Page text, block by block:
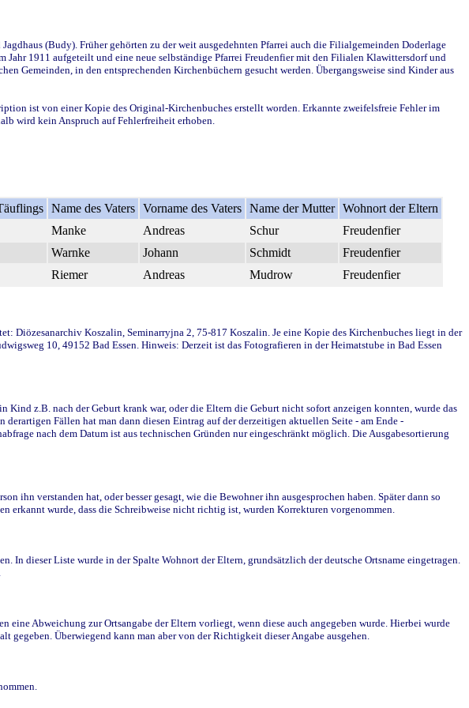
(Budy). Früher gehörten zu der weit ausgedehnten Pfarrei auch die Filialgemeinden Doderlage
1911 aufgeteilt und eine neue selbständige Pfarrei Freudenfier mit den Filialen Klawittersdorf und
Gemeinden, in den entsprechenden Kirchenbüchern gesucht werden. Übergangsweise sind Kinder aus
ist von einer Kopie des Original-Kirchenbuches erstellt worden. Erkannte zweifelsfreie Fehler im
wird kein Anspruch auf Fehlerfreiheit erhoben.
Name des Vaters Vorname des Vaters Name der Mutter Wohnort der Eltern
Manke Andreas Schur
Freudenfier
Warnke Johann Schmidt
Freudenfier
Riemer Andreas Mudrow Freudenfier
Diözesanarchiv Koszalin, Seminarryjna 2, 75-817 Koszalin. Je eine Kopie des Kirchenbuches liegt in der
10, 49152 Bad Essen. Hinweis: Derzeit ist das Fotografieren in der Heimatstube in Bad Essen
z.B. nach der Geburt krank war, oder die Eltern die Geburt nicht sofort anzeigen konnten, wurde das
Fällen hat man dann diesen Eintrag auf der derzeitigen aktuellen Seite - am Ende -
nach dem Datum ist aus technischen Gründen nur eingeschränkt möglich. Die Ausgabesortierung
ihn verstanden hat, oder besser gesagt, wie die Bewohner ihn ausgesprochen haben. Später dann so
erkannt wurde, dass die Schreibweise nicht richtig ist, wurden Korrekturen vorgenommen.
dieser Liste wurde in der Spalte Wohnort der Eltern, grundsätzlich der deutsche Ortsname eingetragen.
eine Abweichung zur Ortsangabe der Eltern vorliegt, wenn diese auch angegeben wurde. Hierbei wurde
Überwiegend kann man aber von der Richtigkeit dieser Angabe ausgehen.